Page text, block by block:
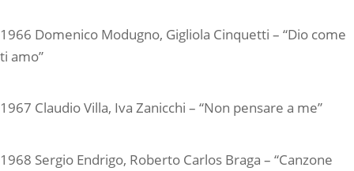
1966 Domenico Modugno, Gigliola Cinquetti – “Dio come
ti amo”
1967 Claudio Villa, Iva Zanicchi – “Non pensare a me”
1968 Sergio Endrigo, Roberto Carlos Braga – “Canzone